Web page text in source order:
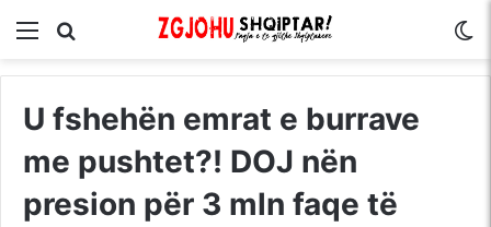
Menu
U fshehën emrat e burrave
me pushtet?! DOJ nën
presion për 3 mln faqe të